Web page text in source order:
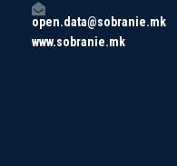
open.data@sobranie.mk
www.sobranie.mk